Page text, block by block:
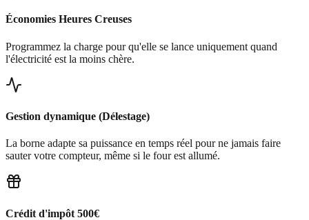
Économies Heures Creuses
Programmez la charge pour qu'elle se lance uniquement quand
l'électricité est la moins chère.
Gestion dynamique (Délestage)
La borne adapte sa puissance en temps réel pour ne jamais faire
sauter votre compteur, même si le four est allumé.
Crédit d'impôt 500€